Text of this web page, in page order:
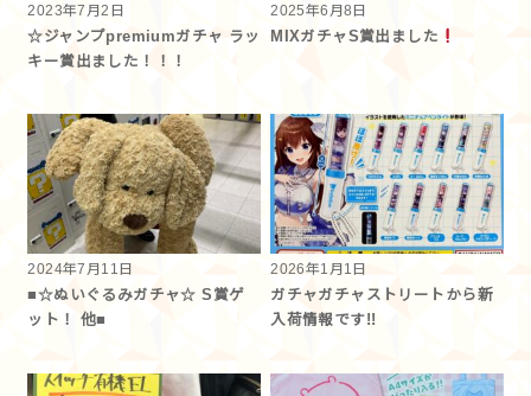
2023年7月2日
☆ジャンプpremiumガチャ ラッ
キー賞出ました！！！
2025年6月8日
MIXガチャS賞出ました
2024年7月11日
■☆ぬいぐるみガチャ☆ S賞ゲ
ット！ 他■
2026年1月1日
ガチャガチャストリートから新
入荷情報です!!